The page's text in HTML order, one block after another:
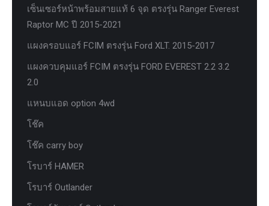
เซ็นเซอร์หน้าพร้อมสายแท้ 6 จุด ตรงรุ่น Ranger Everest
Raptor MC ปี 2015-2021
แผงครอบแอร์ FCIM ตรงรุ่น Ford XLT. 2015-2017
แผงควบคุมแอร์ FCIM ตรงรุ่น FORD EVEREST 2.2 3.2
2.0
แหนบแอด option 4wd
โช๊ค
โช๊ค carry boy
โรบาร์ HAMER
โรบาร์ Outlander